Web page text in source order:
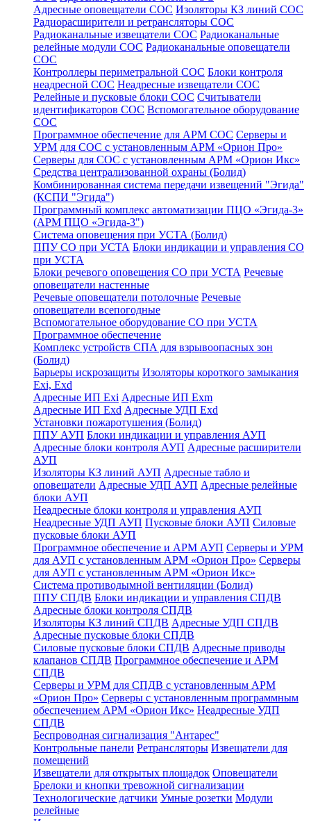
Адресные оповещатели СОС Изоляторы КЗ линий СОС
Радиорасширители и ретрансляторы СОС
Радиоканальные извещатели СОС Радиоканальные
релейные модули СОС Радиоканальные оповещатели
СОС
Контроллеры периметральной СОС Блоки контроля
неадресной СОС Неадресные извещатели СОС
Релейные и пусковые блоки СОС Считыватели
идентификаторов СОС Вспомогательное оборудование
СОС
Программное обеспечение для АРМ СОС Серверы и
УРМ для СОС с установленным АРМ «Орион Про»
Серверы для СОС с установленным АРМ «Орион Икс»
Средства централизованной охраны (Болид)
Комбинированная система передачи извещений "Эгида"
(КСПИ "Эгида")
Программный комплекс автоматизации ПЦО «Эгида-3»
(АРМ ПЦО «Эгида-3")
Система оповещения при УСТА (Болид)
ППУ СО при УСТА Блоки индикации и управления СО
при УСТА
Блоки речевого оповещения СО при УСТА Речевые
оповещатели настенные
Речевые оповещатели потолочные Речевые
оповещатели всепогодные
Вспомогательное оборудование СО при УСТА
Программное обеспечение
Комплекс устройств СПА для взрывоопасных зон
(Болид)
Барьеры искрозащиты Изоляторы короткого замыкания
Exi, Exd
Адресные ИП Exi Адресные ИП Exm
Адресные ИП Exd Адресные УДП Exd
Установки пожаротушения (Болид)
ППУ АУП Блоки индикации и управления АУП
Адресные блоки контроля АУП Адресные расширители
АУП
Изоляторы КЗ линий АУП Адресные табло и
оповещатели Адресные УДП АУП Адресные релейные
блоки АУП
Неадресные блоки контроля и управления АУП
Неадресные УДП АУП Пусковые блоки АУП Силовые
пусковые блоки АУП
Программное обеспечение и АРМ АУП Серверы и УРМ
для АУП с установленным АРМ «Орион Про» Серверы
для АУП с установленным АРМ «Орион Икс»
Система противодымной вентиляции (Болид)
ППУ СПДВ Блоки индикации и управления СПДВ
Адресные блоки контроля СПДВ
Изоляторы КЗ линий СПДВ Адресные УДП СПДВ
Адресные пусковые блоки СПДВ
Силовые пусковые блоки СПДВ Адресные приводы
клапанов СПДВ Программное обеспечение и АРМ
СПДВ
Серверы и УРМ для СПДВ с установленным АРМ
«Орион Про» Серверы с установленным программным
обеспечением АРМ «Орион Икс» Неадресные УДП
СПДВ
Беспроводная сигнализация "Антарес"
Контрольные панели Ретрансляторы Извещатели для
помещений
Извещатели для открытых площадок Оповещатели
Брелоки и кнопки тревожной сигнализации
Технологические датчики Умные розетки Модули
релейные